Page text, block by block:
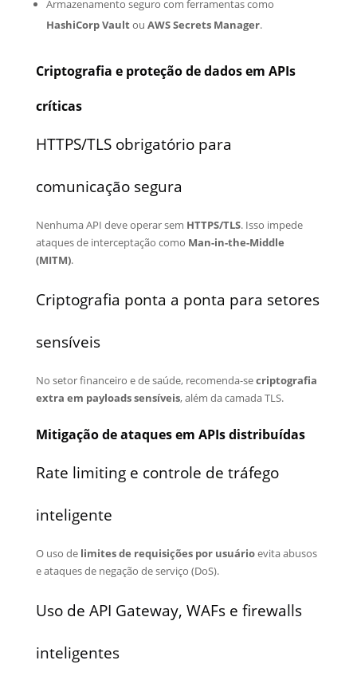
Armazenamento seguro com ferramentas como
HashiCorp Vaultou AWS Secrets Manager.
Criptografia e proteção de dados em APIs
críticas
HTTPS/TLS obrigatório para
comunicação segura
Nenhuma API deve operar sem HTTPS/TLS. Isso impede
ataques de interceptação como Man-in-the-Middle
(MITM).
Criptografia ponta a ponta para setores
sensíveis
No setor financeiro e de saúde, recomenda-secriptografia
extra em payloads sensíveis, além da camada TLS.
Mitigação de ataques em APIs distribuídas
Rate limiting e controle de tráfego
inteligente
O uso de limites de requisições por usuárioevita abusos
e ataques de negação de serviço (DoS).
Uso de API Gateway, WAFs e firewalls
inteligentes